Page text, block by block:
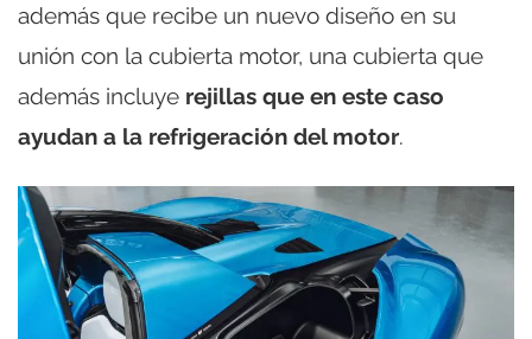
además que recibe un nuevo diseño en su
unión con la cubierta motor, una cubierta que
además incluye rejillas que en este caso
ayudan a la refrigeración del motor.